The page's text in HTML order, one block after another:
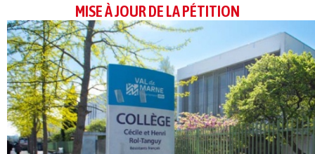
MISE À JOUR DE LA PÉTITION